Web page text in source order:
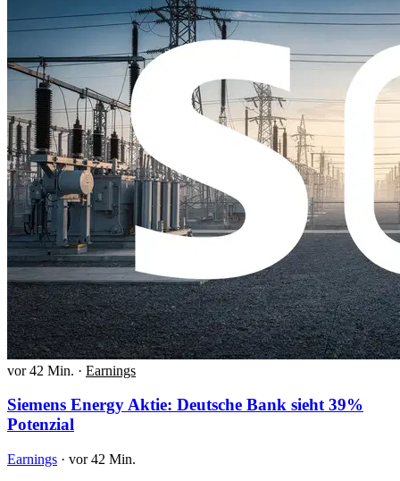
vor 42 Min. · Earnings
Siemens Energy Aktie: Deutsche Bank sieht 39%
Potenzial
Earnings · vor 42 Min.